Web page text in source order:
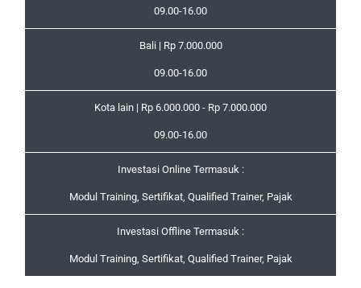
09.00-16.00
Bali | Rp 7.000.000
09.00-16.00
Kota lain | Rp 6.000.000 - Rp 7.000.000
09.00-16.00
Investasi Online Termasuk :
Modul Training, Sertifikat, Qualified Trainer, Pajak
Investasi Offline Termasuk :
Modul Training, Sertifikat, Qualified Trainer, Pajak